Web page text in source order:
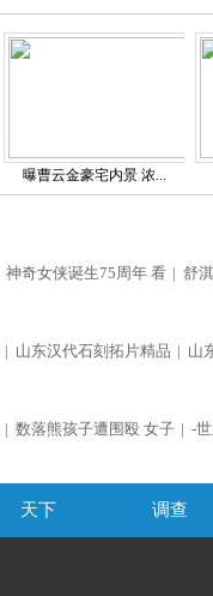
曝曹云金豪宅内景 浓...
神奇女侠诞生75周年 看 | 舒
| 山东汉代石刻拓片精品 | 山
| 数落熊孩子遭围殴 女子 | -
天下 调查